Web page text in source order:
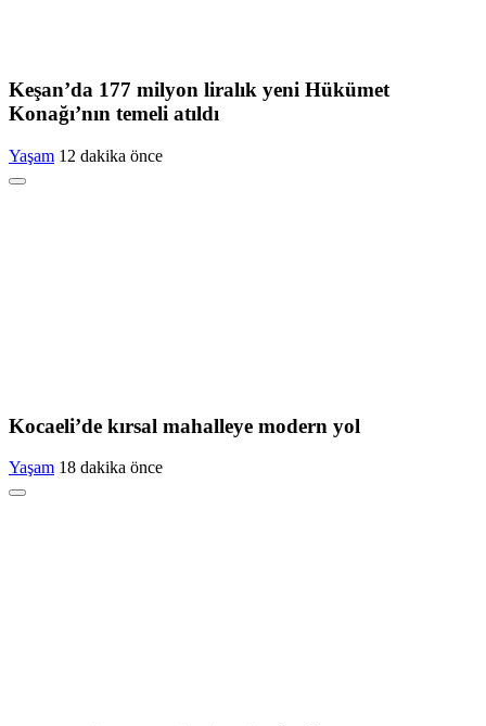
Keşan’da 177 milyon liralık yeni Hükümet
Konağı’nın temeli atıldı
Yaşam 12 dakika önce
Kocaeli’de kırsal mahalleye modern yol
Yaşam 18 dakika önce